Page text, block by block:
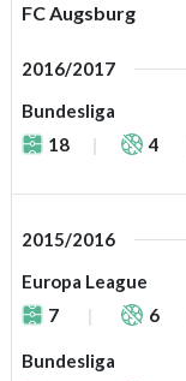
FC Augsburg
2016/2017
Bundesliga
18
4
2015/2016
Europa League
7
6
Bundesliga